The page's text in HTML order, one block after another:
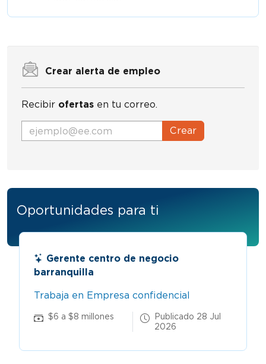
Crear alerta de empleo
Recibir ofertas en tu correo.
Crear
Oportunidades para ti
barranquilla
Trabaja en Empresa confidencial
$6 a $8 millones
Publicado 28 Jul
2026